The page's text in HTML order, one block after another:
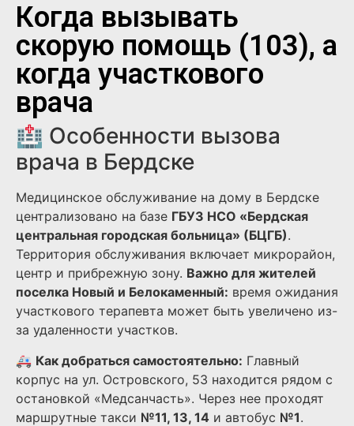
Когда вызывать
скорую помощь (103), а
когда участкового
врача
🏥 Особенности вызова
врача в Бердске
Медицинское обслуживание на дому в Бердске
централизовано на базе ГБУЗ НСО «Бердская
центральная городская больница» (БЦГБ).
Территория обслуживания включает микрорайон,
центр и прибрежную зону. Важно для жителей
поселка Новый и Белокаменный: время ожидания
участкового терапевта может быть увеличено из-
за удаленности участков.
🚑 Как добраться самостоятельно: Главный
корпус на ул. Островского, 53 находится рядом с
остановкой «Медсанчасть». Через нее проходят
маршрутные такси №11, 13, 14 и автобус №1.